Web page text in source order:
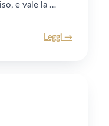
e vale la …
Leggi →